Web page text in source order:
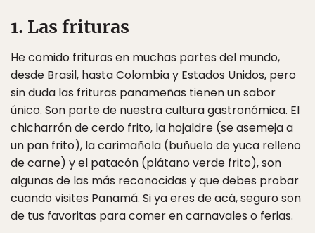
1. Las frituras
He comido frituras en muchas partes del mundo,
desde Brasil, hasta Colombia y Estados Unidos, pero
sin duda las frituras panameñas tienen un sabor
único. Son parte de nuestra cultura gastronómica. El
chicharrón de cerdo frito, la hojaldre (se asemeja a
un pan frito), la carimañola (buñuelo de yuca relleno
de carne) y el patacón (plátano verde frito), son
algunas de las más reconocidas y que debes probar
cuando visites Panamá. Si ya eres de acá, seguro son
de tus favoritas para comer en carnavales o ferias.